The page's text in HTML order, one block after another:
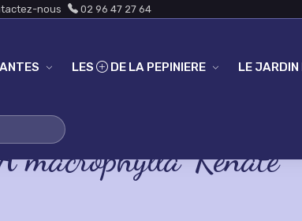
nous 02 96 47 27 64
LES DE LA PEPINIERE LE JARDIN
macrophylla 'Renate